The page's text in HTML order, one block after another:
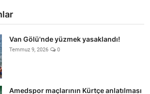
Van Gölü'nde yüzmek yasaklandı!
Temmuz 9, 2026 0
Amedspor maçlarının Kürtçe anlatılması